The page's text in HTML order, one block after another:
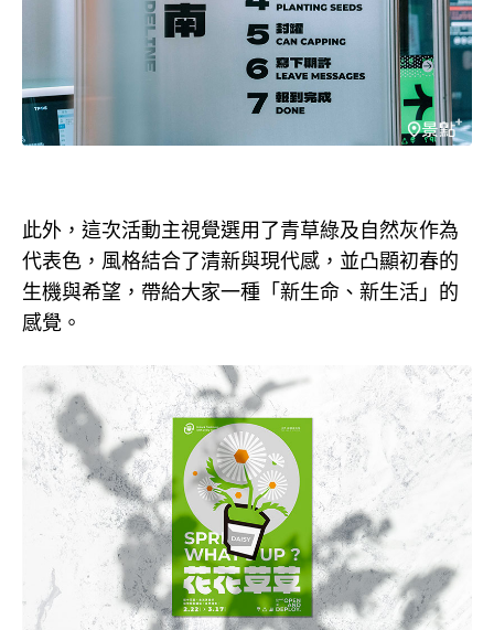
此外，這次活動主視覺選用了青草綠及自然灰作為
代表色，風格結合了清新與現代感，並凸顯初春的
生機與希望，帶給大家一種「新生命、新生活」的
感覺。